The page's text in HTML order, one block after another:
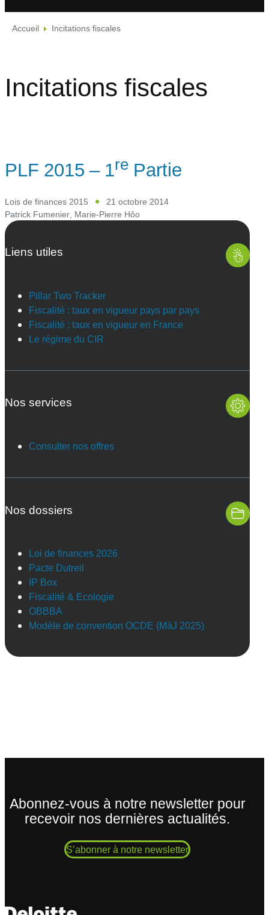
Accueil Incitations fiscales
Incitations fiscales
PLF 2015 – 1re Partie
Lois de finances 2015
21 octobre 2014
Patrick Fumenier Marie-Pierre Hôo
Liens utiles
Pillar Two Tracker
Fiscalité : taux en vigueur pays par pays
Fiscalité : taux en vigueur en France
Le régime du CIR
Nos services
Consulter nos offres
Nos dossiers
Loi de finances 2026
Pacte Dutreil
IP Box
Fiscalité & Ecologie
OBBBA
Modèle de convention OCDE (MàJ 2025)
Abonnez-vous à notre newsletter pour
recevoir nos dernières actualités.
S’abonner à notre newsletter